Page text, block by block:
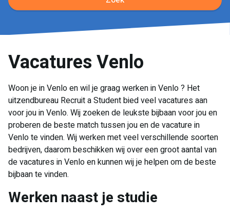
Vacatures Venlo
Woon je in Venlo en wil je graag werken in Venlo ? Het
uitzendbureau Recruit a Student bied veel vacatures aan
voor jou in Venlo. Wij zoeken de leukste bijbaan voor jou en
proberen de beste match tussen jou en de vacature in
Venlo te vinden. Wij werken met veel verschillende soorten
bedrijven, daarom beschikken wij over een groot aantal van
de vacatures in Venlo en kunnen wij je helpen om de beste
bijbaan te vinden.
Werken naast je studie